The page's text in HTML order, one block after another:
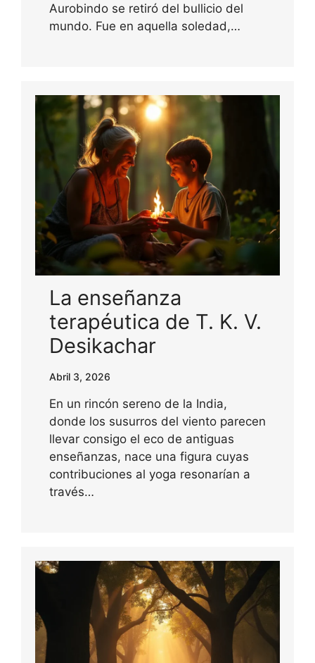
Aurobindo se retiró del bullicio del
mundo. Fue en aquella soledad,…
La enseñanza
terapéutica de T. K. V.
Desikachar
Abril 3, 2026
En un rincón sereno de la India,
donde los susurros del viento parecen
llevar consigo el eco de antiguas
enseñanzas, nace una figura cuyas
contribuciones al yoga resonarían a
través…